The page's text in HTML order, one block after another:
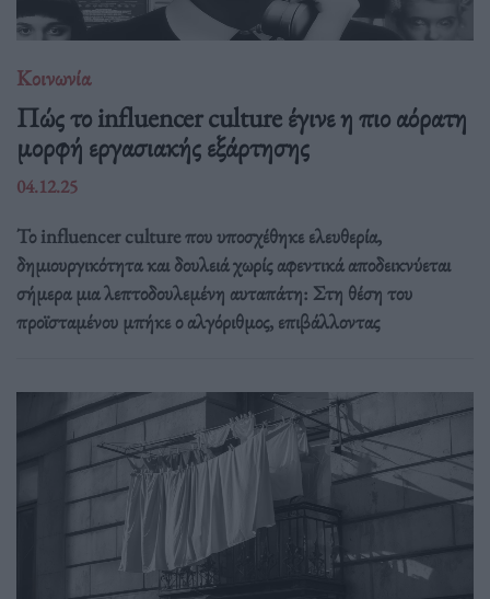
Κοινωνία
Πώς το influencer culture έγινε η πιο αόρατη
μορφή εργασιακής εξάρτησης
04.12.25
Το influencer culture που υποσχέθηκε ελευθερία,
δημιουργικότητα και δουλειά χωρίς αφεντικά αποδεικνύεται
σήμερα μια λεπτοδουλεμένη αυταπάτη: Στη θέση του
προϊσταμένου μπήκε ο αλγόριθμος, επιβάλλοντας